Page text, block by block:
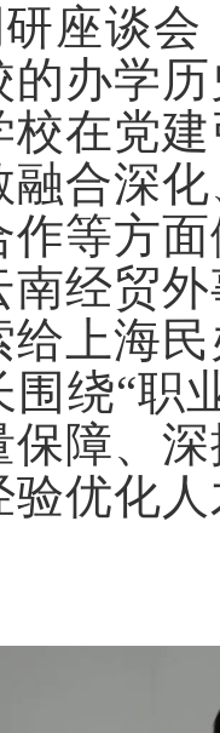
座谈
办学
校在党
合深
等方
南经贸
上海
绕“职
保障、
验优化